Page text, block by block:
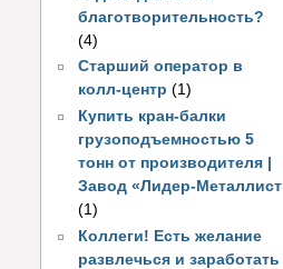
благотворительность?
(4)
Старший оператор в
колл-центр (1)
Купить кран-балки
грузоподъемностью 5
тонн от производителя |
Завод «Лидер-Металлист
(1)
Коллеги! Есть желание
развлечься и заработать